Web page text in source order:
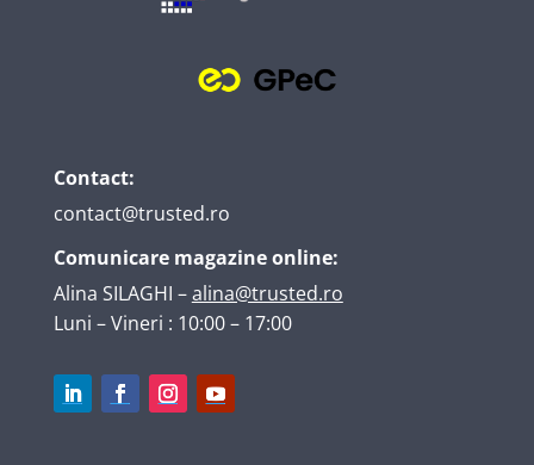
Contact:
contact@trusted.ro
Comunicare magazine online:
Alina SILAGHI –alina@trusted.ro
Luni – Vineri : 10:00 – 17:00